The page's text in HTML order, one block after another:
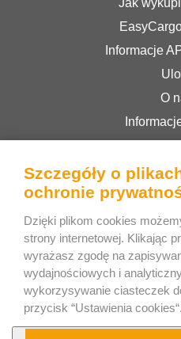
Informacje
O
Polityka
Bee
U
180 00
Szczegóły o
ochronie
Dzięki plikom cookies
strony internetowej. Klikając
wyrażasz zgodę na
wydajnościowych i
wykorzysywanie ciasteczek
przycisk “Ustawienia cookies“.